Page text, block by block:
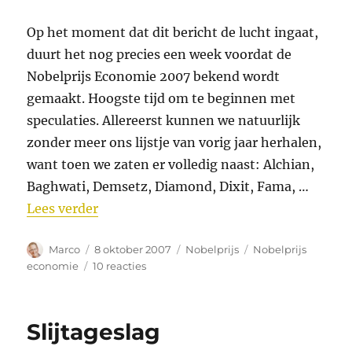
Op het moment dat dit bericht de lucht ingaat,
duurt het nog precies een week voordat de
Nobelprijs Economie 2007 bekend wordt
gemaakt. Hoogste tijd om te beginnen met
speculaties. Allereerst kunnen we natuurlijk
zonder meer ons lijstje van vorig jaar herhalen,
want toen we zaten er volledig naast: Alchian,
Baghwati, Demsetz, Diamond, Dixit, Fama, …
Lees verder“Nobel 2007”
Auteur
Marco
Geplaatst
op
8 oktober 2007 Categorieën
Nobelprijs Tags
Nobelprijs
economie
10 reactiesop
Slijtageslag